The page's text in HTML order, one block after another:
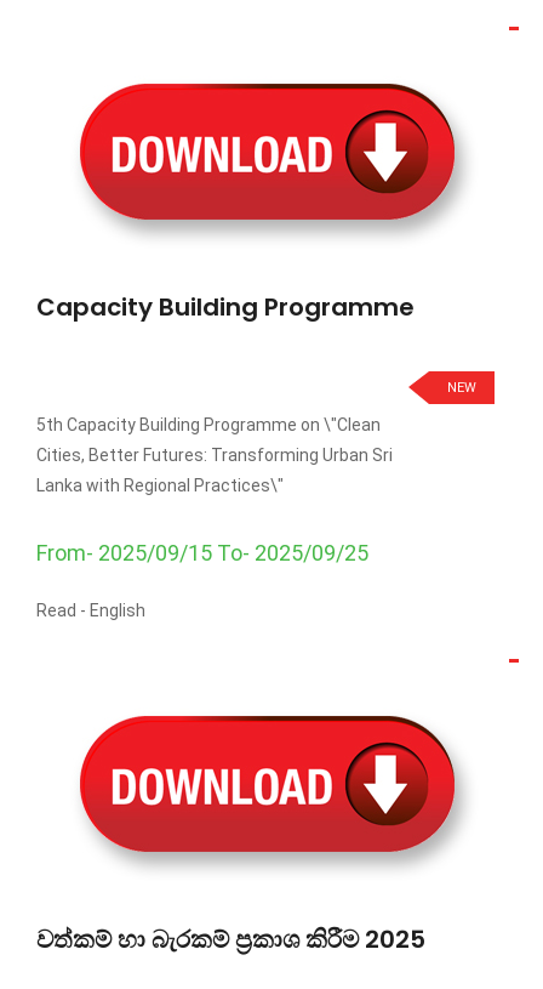
Capacity Building Programme
NEW
5th Capacity Building Programme on \"Clean
Cities, Better Futures: Transforming Urban Sri
Lanka with Regional Practices\"
From- 2025/09/15 To- 2025/09/25
Read - English
වත්කම් හා බැරකම් ප්‍රකාශ කිරීම 2025